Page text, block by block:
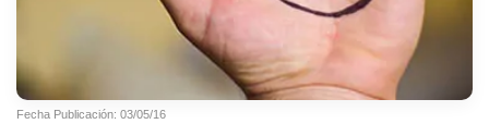
Fecha Publicación: 03/05/16